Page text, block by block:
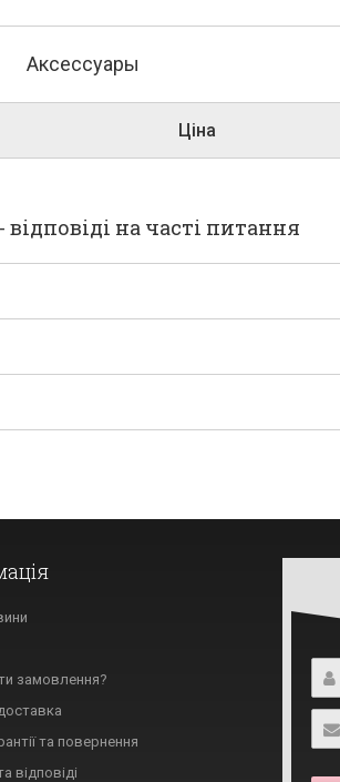
Аксессуары
Ціна
на часті питання
замовлення?
та повернення
відповіді